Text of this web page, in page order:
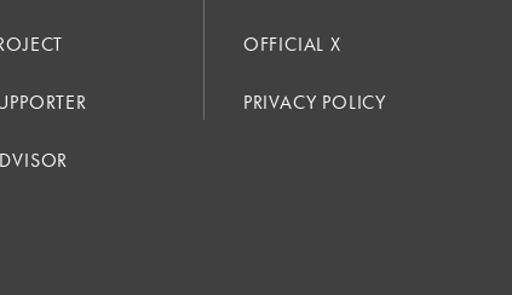
OFFICIAL X
PRIVACY POLICY